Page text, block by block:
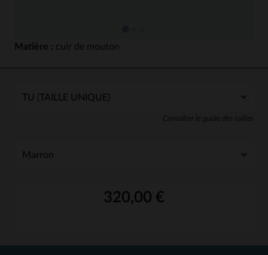
Matière : cuir de mouton
Consulter le guide des tailles
320,00 €